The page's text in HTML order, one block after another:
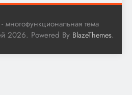
многофункциональная тема
2026. Powered By BlazeThemes.